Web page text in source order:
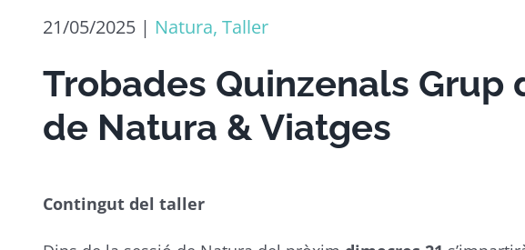
21/05/2025 | Natura, Taller
Trobades Quinzenals Grup
de Natura & Viatges
Contingut del taller